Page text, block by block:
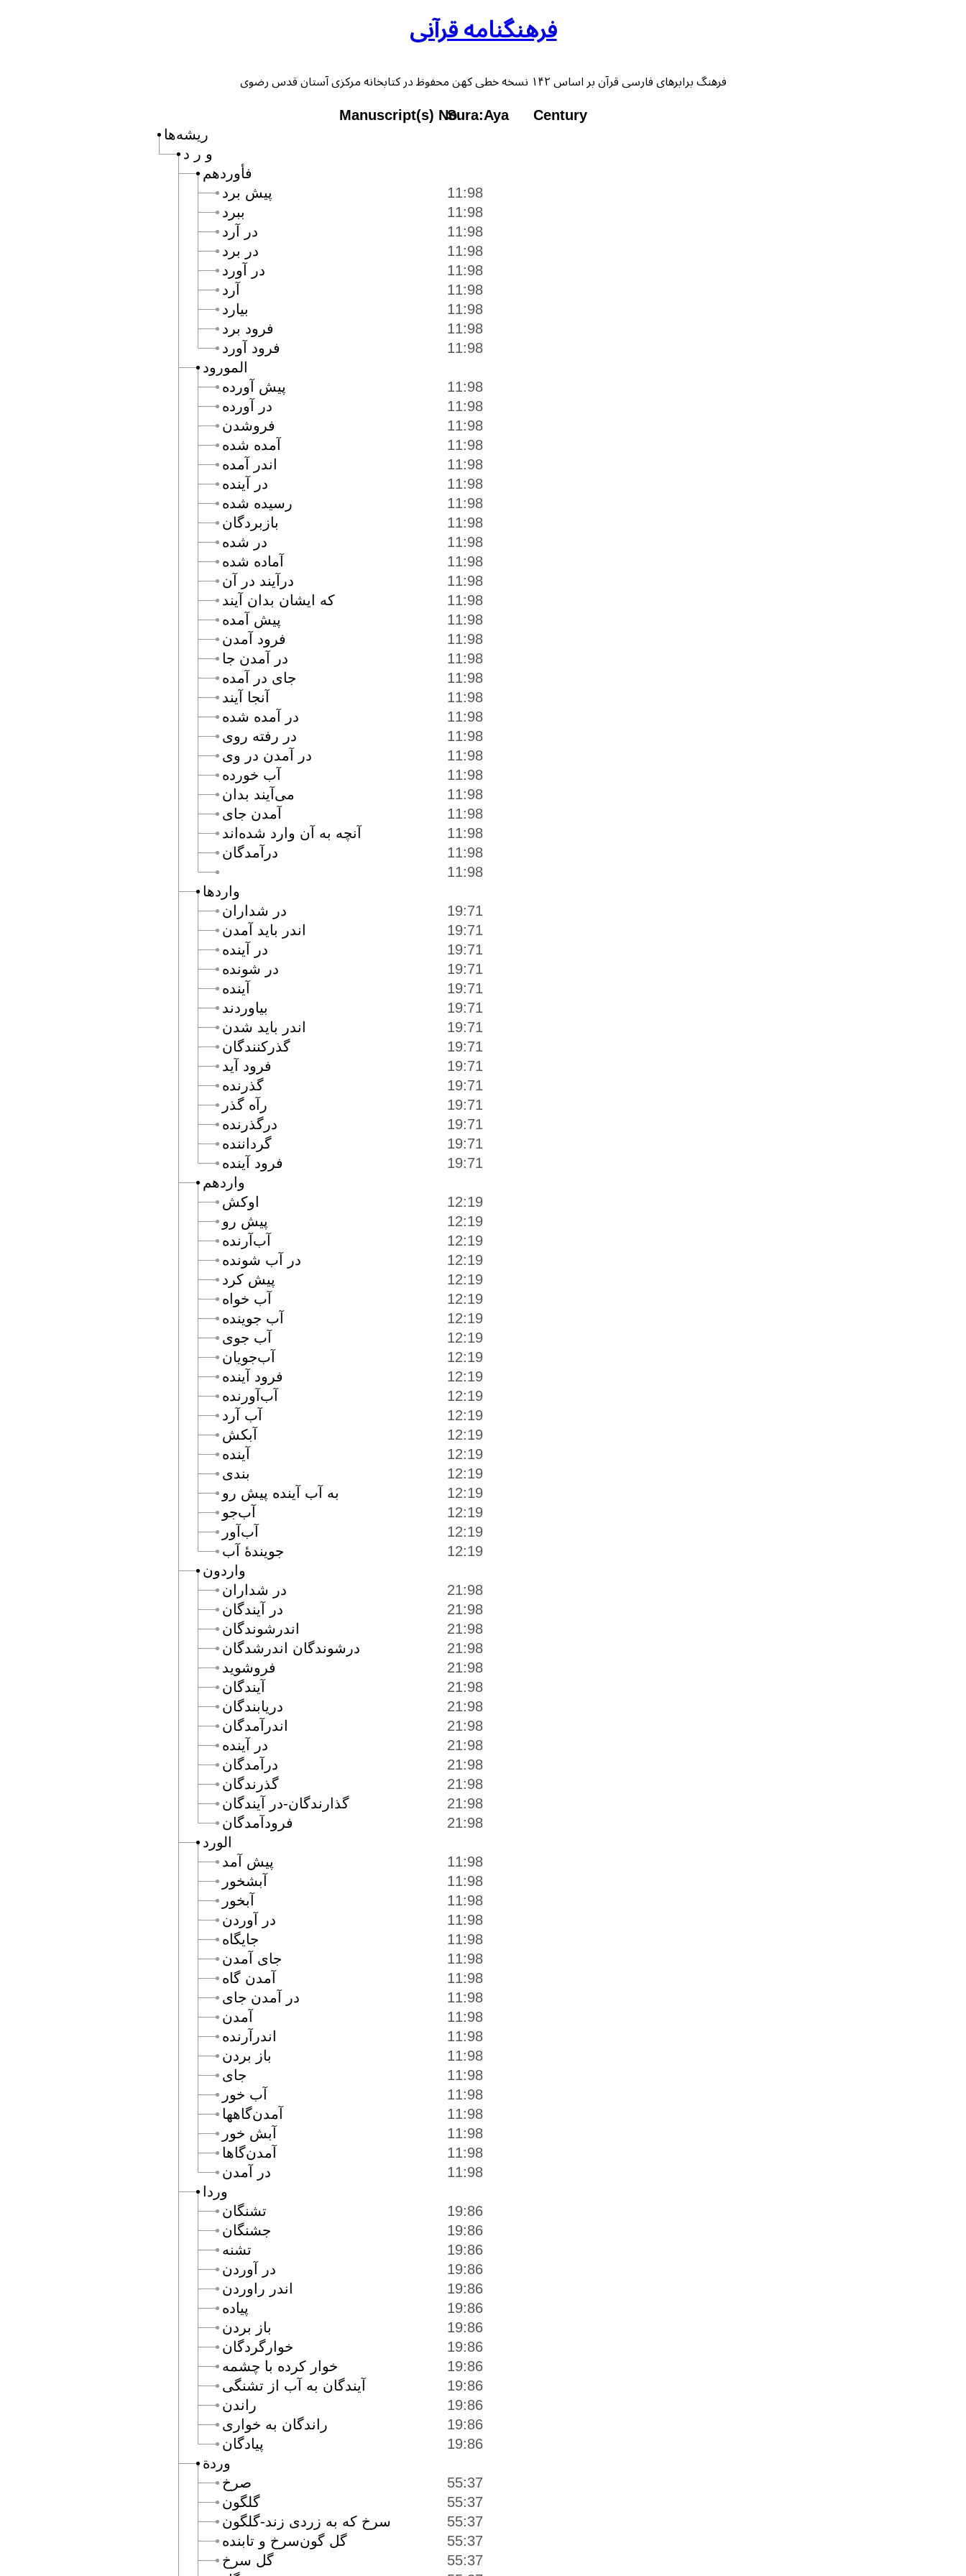
فرهنگنامه قرآنی
فرهنگ برابرهای فارسی قرآن بر اساس ۱۴۲ نسخه خطی کهن محفوظ در کتابخانه مرکزی آستان قدس رضوی
ریشه‌ها
و ر د
فأوردهم
المورود
واردها
واردهم
واردون
الورد
وردا
وردة
پيش برد 11:98
ببرد 11:98
در آرد 11:98
در برد 11:98
در آورد 11:98
آرد 11:98
بيارد 11:98
فرود برد 11:98
فرود آورد 11:98
پيش آورده 11:98
در آورده 11:98
فروشدن 11:98
آمده شده 11:98
اندر آمده 11:98
در آينده 11:98
رسيده شده 11:98
بازبردگان 11:98
در شده 11:98
آماده شده 11:98
درآيند در آن 11:98
كه ايشان بدان آيند 11:98
پيش آمده 11:98
فرود آمدن 11:98
در آمدن جا 11:98
جاى در آمده 11:98
آنجا آيند 11:98
در آمده شده 11:98
در رفته روى 11:98
در آمدن در وى 11:98
آب خورده 11:98
مى‌آيند بدان 11:98
آمدن جاى 11:98
آنچه به آن وارد شده‌اند 11:98
درآمدگان
11:98
11:98
در شداران 19:71
اندر بايد آمدن 19:71
در آينده 19:71
در شونده 19:71
آينده 19:71
بياوردند 19:71
اندر بايد شدن 19:71
گذركنندگان 19:71
فرود آيد 19:71
گذرنده 19:71
رآه گذر 19:71
درگذرنده 19:71
گرداننده 19:71
فرود آينده 19:71
اوكش 12:19
پيش رو 12:19
آب‌آرنده 12:19
در آب شونده 12:19
پيش كرد 12:19
آب خواه 12:19
آب جوينده 12:19
آب جوى 12:19
آب‌جويان 12:19
فرود آينده 12:19
آب‌آورنده 12:19
آب آرد 12:19
آبكش 12:19
آينده
12:19
بندى
12:19
به آب آينده پيش رو 12:19
آب‌جو 12:19
آب‌آور 12:19
جويندۀ آب 12:19
در شداران 21:98
در آيندگان 21:98
اندرشوندگان 21:98
درشوندگان اندرشدگان 21:98
فروشويد 21:98
آيندگان 21:98
دريابندگان 21:98
اندرآمدگان 21:98
در آينده 21:98
درآمدگان 21:98
گذرندگان 21:98
گذارندگان-در آيندگان 21:98
فرودآمدگان 21:98
پيش آمد 11:98
آبشخور 11:98
آبخور 11:98
در آوردن
11:98
جايگاه
11:98
جاى آمدن 11:98
آمدن گاه 11:98
در آمدن جاى 11:98
آمدن 11:98
اندرآرنده 11:98
باز بردن
11:98
جاى
11:98
آب خور 11:98
آمدن‌گاهها 11:98
آبش خور 11:98
آمدن‌گاها 11:98
در آمدن 11:98
تشنگان
19:86
جشنگان
19:86
تشنه
19:86
در آوردن 19:86
اندر راوردن 19:86
پياده 19:86
باز بردن 19:86
خوارگردگان 19:86
خوار كرده با چشمه 19:86
آيندگان به آب از تشنگى 19:86
راندن 19:86
راندگان به خوارى 19:86
پيادگان 19:86
صرخ 55:37
گلگون 55:37
سرخ كه به زردى زند-گلگون 55:37
گل گون‌سرخ و تابنده 55:37
گل سرخ
55:37
Manuscript(s) No.Sura:Aya Century